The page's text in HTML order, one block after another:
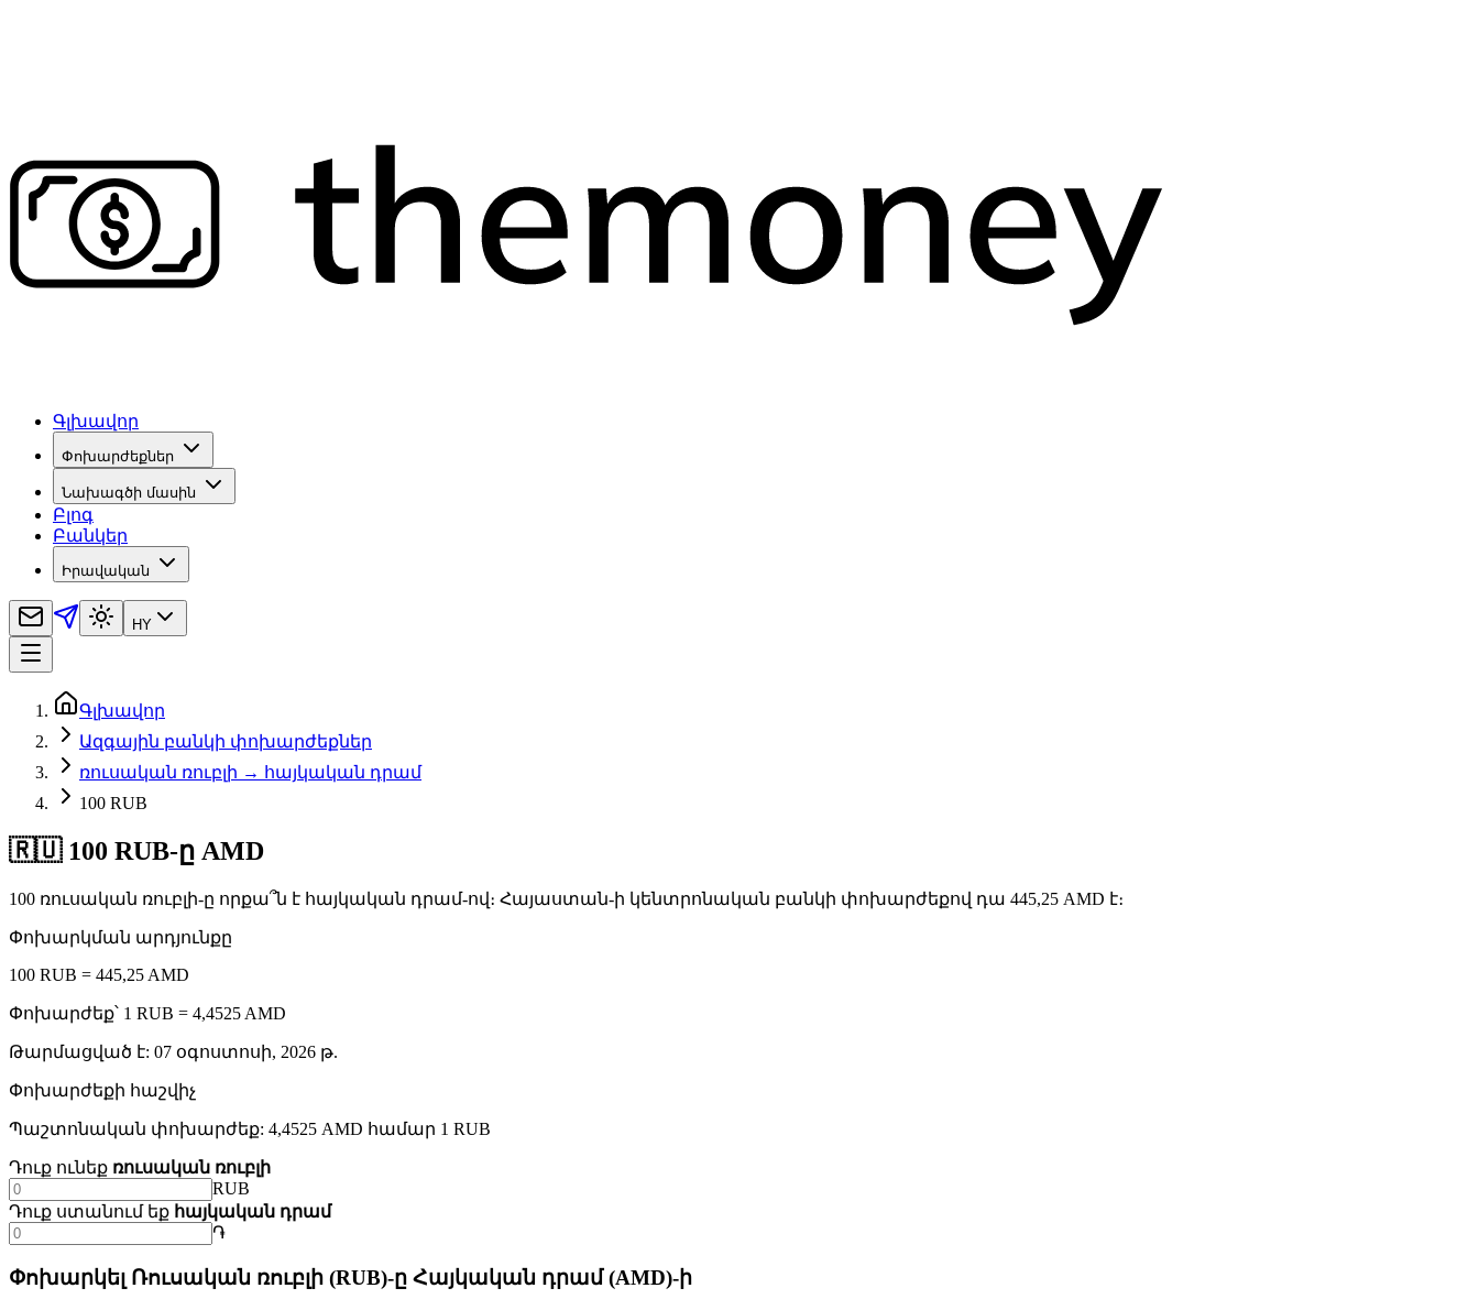
Գլխավոր
Փոխարժեքներ
Նախագծի մասին
Բլոգ
Բանկեր
Իրավական
HY
Գլխավոր
Ազգային բանկի փոխարժեքներ
ռուսական ռուբլի → հայկական դրամ
100 RUB
🇷🇺 100 RUB-ը AMD
100 ռուսական ռուբլի-ը որքա՞ն է հայկական դրամ-ով։ Հայաստան-ի կենտրոնական բանկի փոխարժեքով դա 445,25 AMD է։
Փոխարկման արդյունքը
100 RUB = 445,25 AMD
Փոխարժեք՝ 1 RUB = 4,4525 AMD
Թարմացված է: 07 օգոստոսի, 2026 թ.
Փոխարժեքի հաշվիչ
Պաշտոնական փոխարժեք: 4,4525 AMD համար 1 RUB
Դուք ունեք ռուսական ռուբլի
RUB
Դուք ստանում եք հայկական դրամ
֏
Փոխարկել Ռուսական ռուբլի (RUB)-ը Հայկական դրամ (AMD)-ի